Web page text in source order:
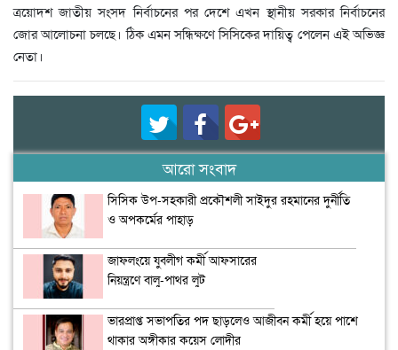
ত্রয়োদশ জাতীয় সংসদ নির্বাচনের পর দেশে এখন স্থানীয় সরকার নির্বাচনের
জোর আলোচনা চলছে। ঠিক এমন সন্ধিক্ষণে সিসিকের দায়িত্ব পেলেন এই অভিজ্ঞ
নেতা।
আরো সংবাদ
সিসিক উপ-সহকারী প্রকৌশলী সাইদুর রহমানের দুর্নীতি
ও অপকর্মের পাহাড়
জাফলংয়ে যুবলীগ কর্মী আফসারের
নিয়ন্ত্রণে বালু-পাথর লুট
ভারপ্রাপ্ত সভাপতির পদ ছাড়লেও আজীবন কর্মী হয়ে পাশে
থাকার অঙ্গীকার কয়েস লোদীর